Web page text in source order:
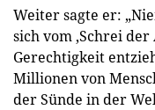
Weiter sagte er:
sich vom ‚Schrei
Gerechtigkeit
Millionen von
der Sünde in der